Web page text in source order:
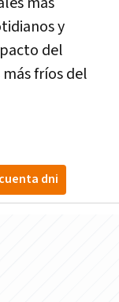
y
del
fríos del
cuenta dni